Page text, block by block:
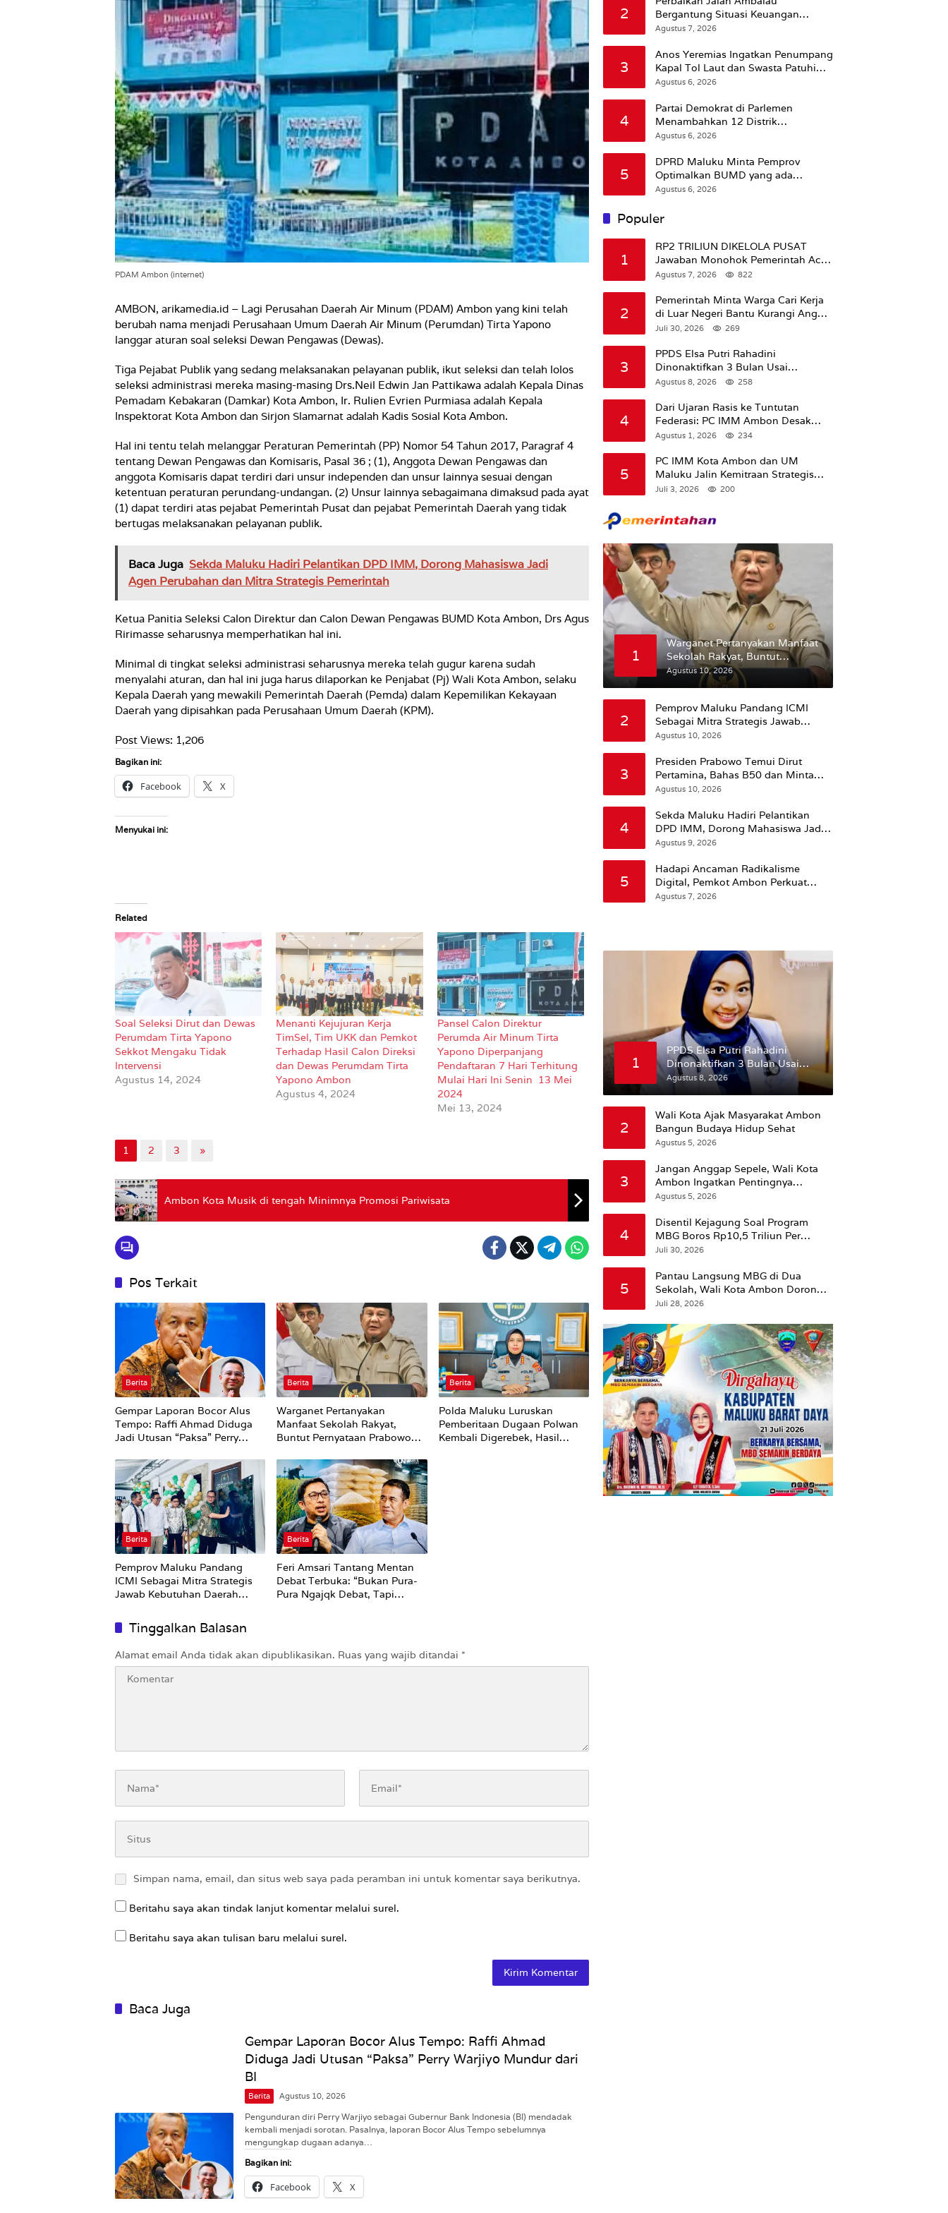
PDAM Ambon (internet)
AMBON, arikamedia.id – Lagi Perusahan Daerah Air Minum (PDAM) Ambon yang kini telah
berubah nama menjadi Perusahaan Umum Daerah Air Minum (Perumdan) Tirta Yapono
langgar aturan soal seleksi Dewan Pengawas (Dewas).
Tiga Pejabat Publik yang sedang melaksanakan pelayanan publik, ikut seleksi dan telah lolos
seleksi administrasi mereka masing-masing Drs.Neil Edwin Jan Pattikawa adalah Kepala Dinas
Pemadam Kebakaran (Damkar) Kota Ambon, Ir. Rulien Evrien Purmiasa adalah Kepala
Inspektorat Kota Ambon dan Sirjon Slamarnat adalah Kadis Sosial Kota Ambon.
Hal ini tentu telah melanggar Peraturan Pemerintah (PP) Nomor 54 Tahun 2017, Paragraf 4
tentang Dewan Pengawas dan Komisaris, Pasal 36 ; (1), Anggota Dewan Pengawas dan
anggota Komisaris dapat terdiri dari unsur independen dan unsur lainnya sesuai dengan
ketentuan peraturan perundang-undangan. (2) Unsur lainnya sebagaimana dimaksud pada ayat
(1) dapat terdiri atas pejabat Pemerintah Pusat dan pejabat Pemerintah Daerah yang tidak
bertugas melaksanakan pelayanan publik.
Baca Juga Sekda Maluku Hadiri Pelantikan DPD IMM, Dorong Mahasiswa Jadi
Agen Perubahan dan Mitra Strategis Pemerintah
Ketua Panitia Seleksi Calon Direktur dan Calon Dewan Pengawas BUMD Kota Ambon, Drs Agus
Ririmasse seharusnya memperhatikan hal ini.
Minimal di tingkat seleksi administrasi seharusnya mereka telah gugur karena sudah
menyalahi aturan, dan hal ini juga harus dilaporkan ke Penjabat (Pj) Wali Kota Ambon, selaku
Kepala Daerah yang mewakili Pemerintah Daerah (Pemda) dalam Kepemilikan Kekayaan
Daerah yang dipisahkan pada Perusahaan Umum Daerah (KPM).
Post Views: 1,206
Bagikan ini:
Facebook X
Menyukai ini:
Related
Soal Seleksi Dirut dan Dewas
Perumdam Tirta Yapono
Sekkot Mengaku Tidak
Intervensi
Agustus 14, 2024
Menanti Kejujuran Kerja
TimSel, Tim UKK dan Pemkot
Terhadap Hasil Calon Direksi
dan Dewas Perumdam Tirta
Yapono Ambon
Agustus 4, 2024
Pansel Calon Direktur
Perumda Air Minum Tirta
Yapono Diperpanjang
Pendaftaran 7 Hari Terhitung
Mulai Hari Ini Senin 13 Mei
2024
Mei 13, 2024
1 2 3 »
Ambon Kota Musik di tengah Minimnya Promosi Pariwisata
Pos Terkait
Berita
Gempar Laporan Bocor Alus
Tempo: Raffi Ahmad Diduga
Jadi Utusan “Paksa” Perry
Berita
Warganet Pertanyakan
Manfaat Sekolah Rakyat,
Buntut Pernyataan Prabowo
Sekolah
Berita
Polda Maluku Luruskan
Pemberitaan Dugaan Polwan
Kembali Digerebek, Hasil
Berita
Pemprov Maluku Pandang
ICMI Sebagai Mitra Strategis
Jawab Kebutuhan Daerah
Berita
Feri Amsari Tantang Mentan
Debat Terbuka: “Bukan Pura-
Pura Ngajqk Debat, Tapi
Tinggalkan Balasan
Alamat email Anda tidak akan dipublikasikan. Ruas yang wajib ditandai *
Simpan nama, email, dan situs web saya pada peramban ini untuk komentar saya berikutnya.
Beritahu saya akan tindak lanjut komentar melalui surel.
Beritahu saya akan tulisan baru melalui surel.
Baca Juga
Gempar Laporan Bocor Alus Tempo: Raffi Ahmad
Diduga Jadi Utusan “Paksa” Perry Warjiyo Mundur dari
BI
Berita Agustus 10, 2026
Pengunduran diri Perry Warjiyo sebagai Gubernur Bank Indonesia (BI) mendadak
kembali menjadi sorotan. Pasalnya, laporan Bocor Alus Tempo sebelumnya
mengungkap dugaan adanya…
Bagikan ini:
Facebook X
2
Bergantung Situasi Keuangan
Pemprov Maluku
Agustus 7, 2026
3
Anos Yeremias Ingatkan Penumpang
Kapal Tol Laut dan Swasta Patuhi
Peringatan BMKG
Agustus 6, 2026
4
Partai Demokrat di Parlemen
Menambahkan 12 Distrik
Pendukung Trump
Agustus 6, 2026
5
DPRD Maluku Minta Pemprov
Optimalkan BUMD yang ada
Ketimbang Menambah Baru
Agustus 6, 2026
Populer
1
RP2 TRILIUN DIKELOLA PUSAT
Jawaban Monohok Pemerintah Aceh
Usai Disorot Mentan Amran Soal
Agustus 7, 2026 822
2
Pemerintah Minta Warga Cari Kerja
di Luar Negeri Bantu Kurangi Angka
Pengangguran
Juli 30, 2026 269
3
PPDS Elsa Putri Rahadini
Dinonaktifkan 3 Bulan Usai
Komentar yang Dinilai Nirempati ke
Agustus 8, 2026 258
4
Dari Ujaran Rasis ke Tuntutan
Federasi: PC IMM Ambon Desak
Klarifikasi Presiden dan Imbau
Putih Di Maluku.
Agustus 1, 2026 234
5
PC IMM Kota Ambon dan UM
Maluku Jalin Kemitraan Strategis
untuk Cetak Kader Pencerah Bangsa
Kampus”
Juli 3, 2026 200
1
Warganet Pertanyakan Manfaat
Sekolah Rakyat, Buntut
Pernyataan Prabowo Bahwa
Kecerdasan Bukan dari Sekolah
Agustus 10, 2026
2
Pemprov Maluku Pandang ICMI
Sebagai Mitra Strategis Jawab
Kebutuhan Daerah Kepulauan
Agustus 10, 2026
3
Presiden Prabowo Temui Dirut
Pertamina, Bahas B50 dan Minta
Anak Cucu Perusahaan BUMN
Agustus 10, 2026
4
Sekda Maluku Hadiri Pelantikan
DPD IMM, Dorong Mahasiswa Jadi
Agen Perubahan dan Mitra Strategis
Agustus 9, 2026
5
Hadapi Ancaman Radikalisme
Digital, Pemkot Ambon Perkuat
Peran Keluarga
Agustus 7, 2026
1
PPDS Elsa Putri Rahadini
Dinonaktifkan 3 Bulan Usai
Komentar yang Dinilai
Nirempati ke Pasien BPJS
Agustus 8, 2026
2
Wali Kota Ajak Masyarakat Ambon
Bangun Budaya Hidup Sehat
Agustus 5, 2026
3
Jangan Anggap Sepele, Wali Kota
Ambon Ingatkan Pentingnya
Perencanaan Kesehatan
Agustus 5, 2026
4
Disentil Kejagung Soal Program
MBG Boros Rp10,5 Triliun Per
Tahun, Kepala BGN Sudaryono Beri
Juli 30, 2026
5
Pantau Langsung MBG di Dua
Sekolah, Wali Kota Ambon Dorong
Pemerataan Hingga Wilayah
Juli 28, 2026